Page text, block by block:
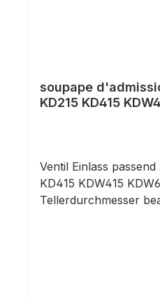
soupape
KD215 KD415
Ventil Einlass
KD415 KDW415
Tellerdurchmesser